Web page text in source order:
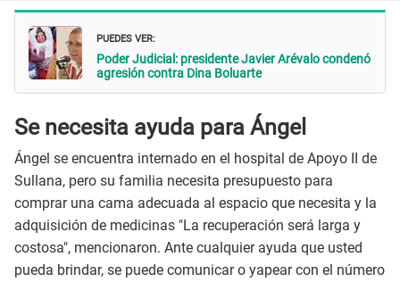
PUEDES VER:
Poder Judicial: presidente Javier Arévalo condenó
agresión contra Dina Boluarte
Se necesita ayuda para Ángel
Ángel se encuentra internado en el hospital de Apoyo II de
Sullana, pero su familia necesita presupuesto para
comprar una cama adecuada al espacio que necesita y la
adquisición de medicinas "La recuperación será larga y
costosa", mencionaron. Ante cualquier ayuda que usted
pueda brindar, se puede comunicar o yapear con el número